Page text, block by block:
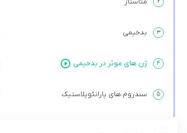
۳ بدخیمی
۴ ژن های موثر در بدخیمی
۵ سندروم های پارانئوپلاستیک